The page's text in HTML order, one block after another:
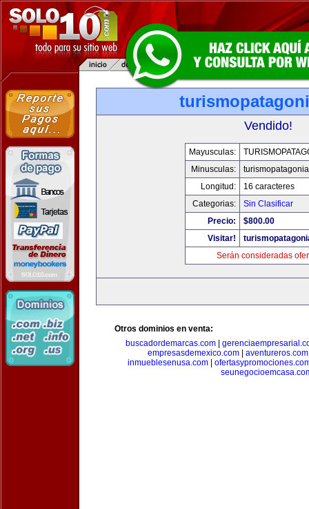
Vendido!
Mayusculas:
Minusculas:
Longitud:
16 caracteres
Categorias:
Sin Clasificar
Precio:
$800.00
Visitar!
Serán consideradas
Otros dominios en venta:
buscadordemarcas.com|
empresasdemexico.com| aventureros.com
inmueblesenusa.com|